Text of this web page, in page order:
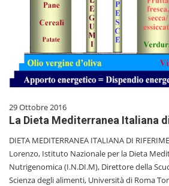
29 Ottobre 2016
La Dieta Mediterranea Italiana
DIETA MEDITERRANEA ITALIANA DI
Lorenzo, Istituto Nazionale per la Dieta
Nutrigenomica (I.N.DI.M), Direttore della
Scienza degli alimenti, Università di Roma